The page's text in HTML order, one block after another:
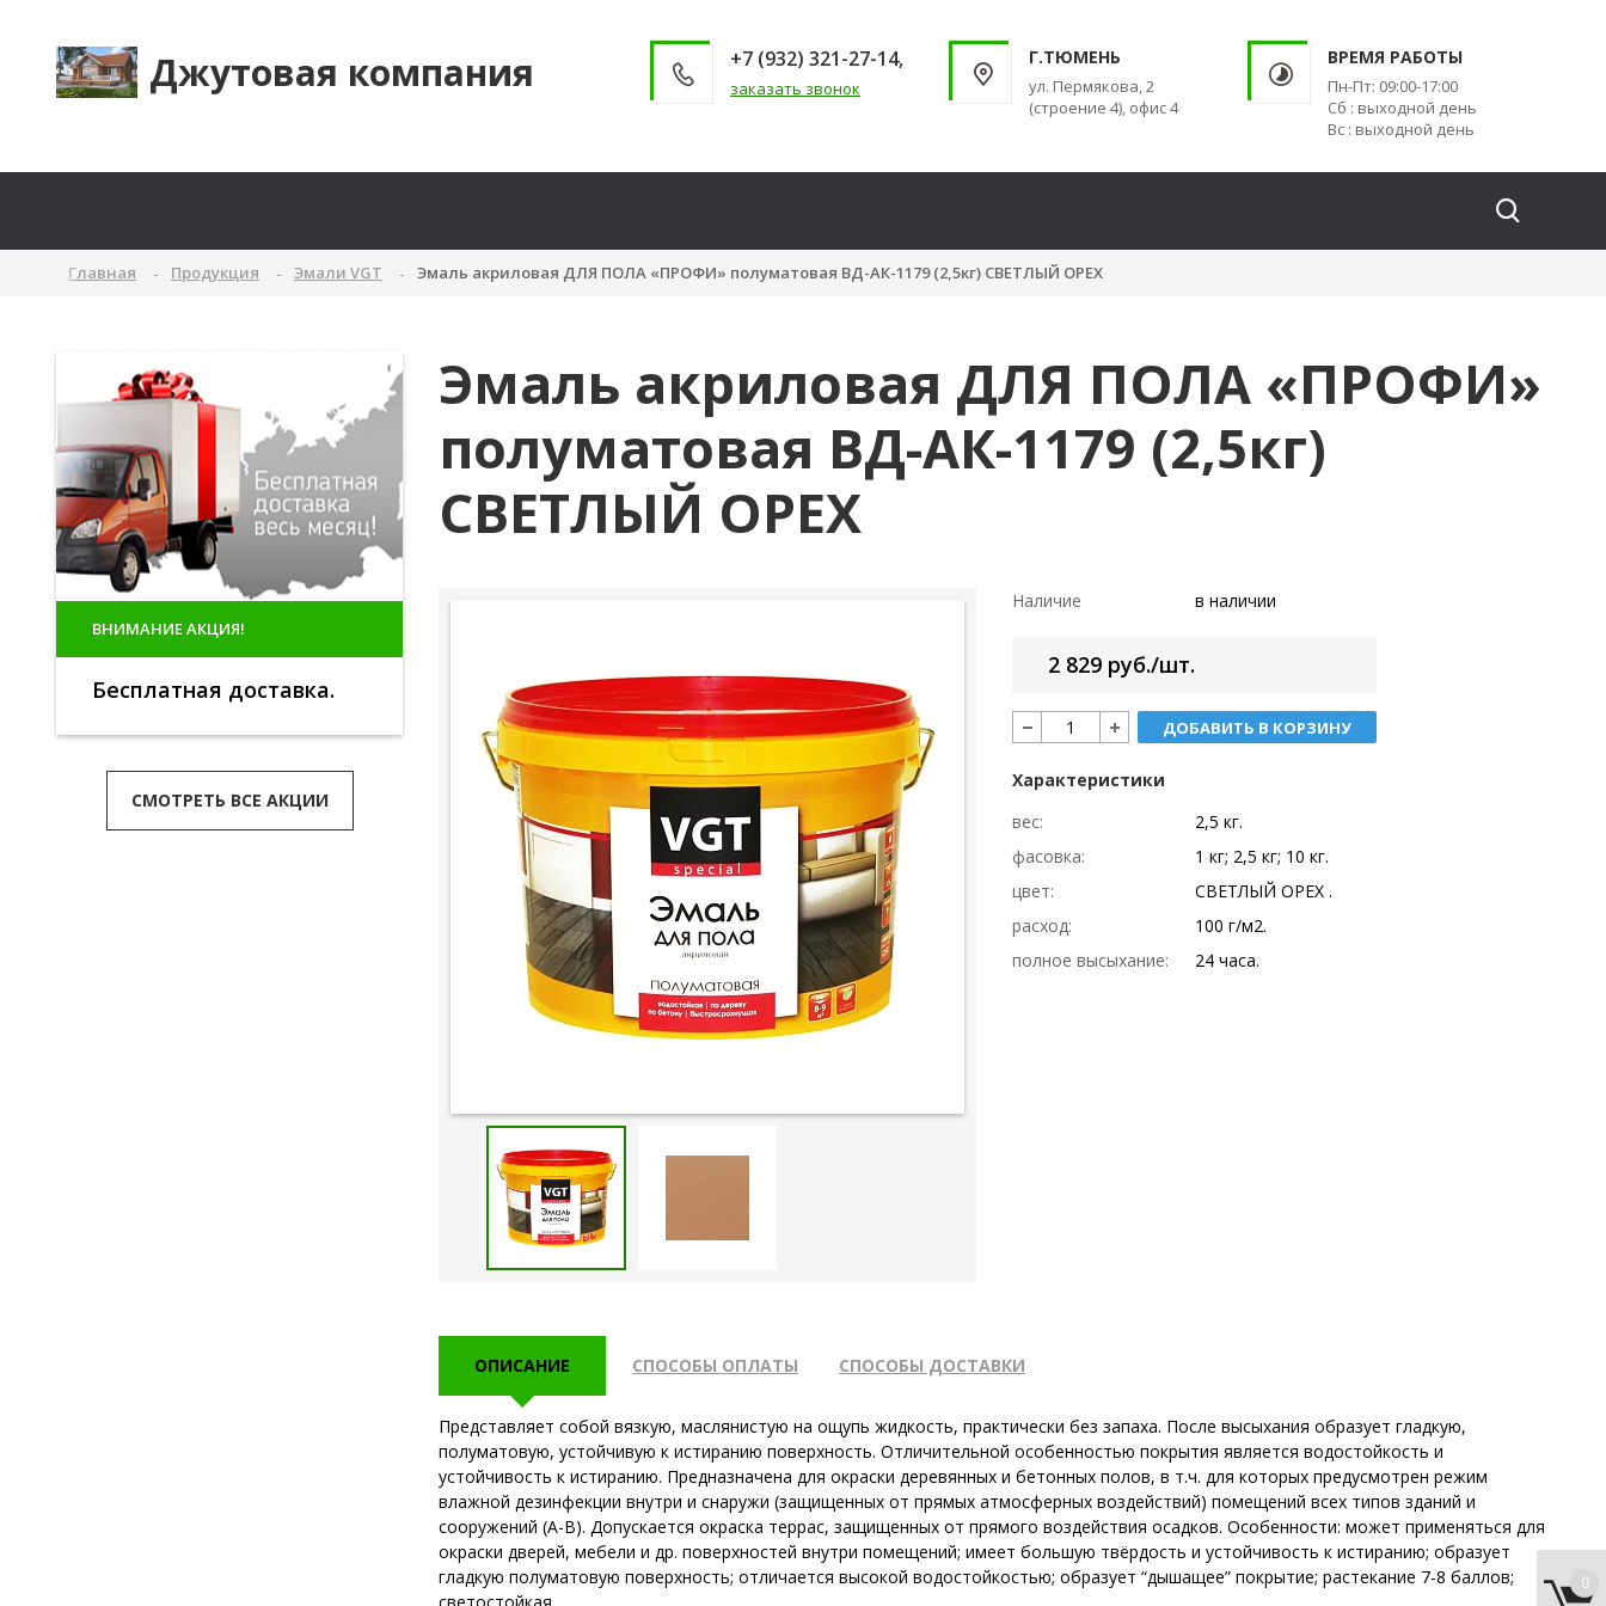
Джутовая компания +7 (932) 321-27-14,
заказать звонок
Г.ТЮМЕНЬ
ул. Пермякова, 2
(строение 4), офис 4
ВРЕМЯ РАБОТЫ
Пн-Пт: 09:00-17:00
Сб : выходной день
Вс : выходной день
Главная Продукция Эмали VGT Эмаль акриловая ДЛЯ ПОЛА «ПРОФИ» полуматовая ВД-АК-1179 (2,5кг) СВЕТЛЫЙ ОРЕХ
ВНИМАНИЕ АКЦИЯ!
Бесплатная доставка.
СМОТРЕТЬ ВСЕ АКЦИИ
Эмаль акриловая ДЛЯ ПОЛА «ПРОФИ»
полуматовая ВД-АК-1179 (2,5кг)
СВЕТЛЫЙ ОРЕХ
Наличие в наличии
2 829 руб./шт.
ДОБАВИТЬ В КОРЗИНУ
Характеристики
вес:
2,5 кг.
фасовка:
1 кг; 2,5 кг; 10 кг.
цвет:
СВЕТЛЫЙ ОРЕХ .
расход:
100 г/м2.
полное высыхание:
24 часа.
ОПИСАНИЕ СПОСОБЫ ОПЛАТЫ СПОСОБЫ ДОСТАВКИ
Представляет собой вязкую, маслянистую на ощупь жидкость, практически без запаха. После высыхания образует гладкую,
полуматовую, устойчивую к истиранию поверхность. Отличительной особенностью покрытия является водостойкость и
устойчивость к истиранию. Предназначена для окраски деревянных и бетонных полов, в т.ч. для которых предусмотрен режим
влажной дезинфекции внутри и снаружи (защищенных от прямых атмосферных воздействий) помещений всех типов зданий и
сооружений (А-В). Допускается окраска террас, защищенных от прямого воздействия осадков. Особенности: может применяться для
окраски дверей, мебели и др. поверхностей внутри помещений; имеет большую твёрдость и устойчивость к истиранию; образует
гладкую полуматовую поверхность; отличается высокой водостойкостью; образует “дышащее” покрытие; растекание 7-8 баллов;
светостойкая.
0